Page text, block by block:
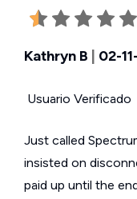
Kathryn B 02-
Usuario Verificado
Just called
insisted on
paid up until the